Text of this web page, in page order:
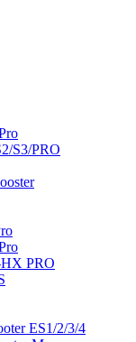
S3/PRO
PRO
ES1/2/3/4